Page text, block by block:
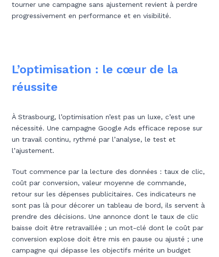
tourner une campagne sans ajustement revient à perdre
progressivement en performance et en visibilité.
L’optimisation : le cœur de la
réussite
À Strasbourg, l’optimisation n’est pas un luxe, c’est une
nécessité. Une campagne Google Ads efficace repose sur
un travail continu, rythmé par l’analyse, le test et
l’ajustement.
Tout commence par la lecture des données : taux de clic,
coût par conversion, valeur moyenne de commande,
retour sur les dépenses publicitaires. Ces indicateurs ne
sont pas là pour décorer un tableau de bord, ils servent à
prendre des décisions. Une annonce dont le taux de clic
baisse doit être retravaillée ; un mot-clé dont le coût par
conversion explose doit être mis en pause ou ajusté ; une
campagne qui dépasse les objectifs mérite un budget